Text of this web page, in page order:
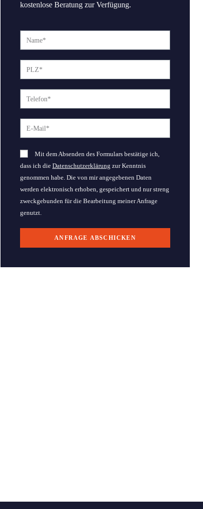
kostenlose Beratung zur Verfügung.
Mit dem Absenden des Formulars bestätige ich,
dass ich die Datenschutzerklärung zur Kenntnis
genommen habe. Die von mir angegebenen Daten
werden elektronisch erhoben, gespeichert und nur streng
zweckgebunden für die Bearbeitung meiner Anfrage
genutzt.
ANFRAGE ABSCHICKEN